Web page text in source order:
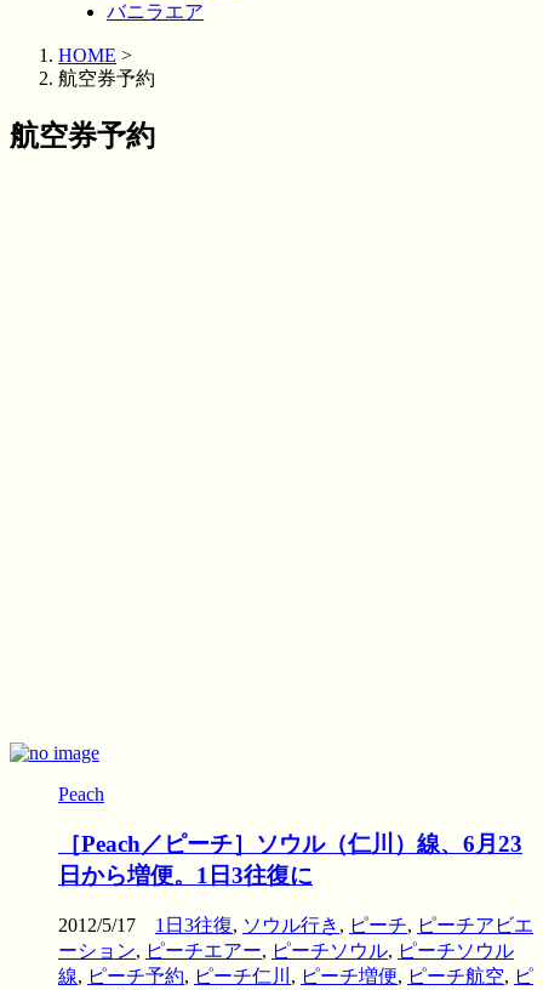
バニラエア
HOME >
航空券予約
航空券予約
Peach
［Peach／ピーチ］ソウル（仁川）線、6月23
日から増便。1日3往復に
2012/5/17 1日3往復, ソウル行き , ピーチ, ピーチアビエ
ーション, ピーチエアー, ピーチソウル, ピーチソウル
線, ピーチ予約, ピーチ仁川 , ピーチ増便, ピーチ航空, ピ